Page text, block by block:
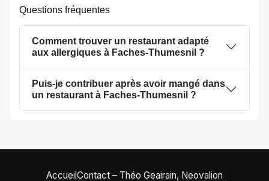
Questions fréquentes
Comment trouver un restaurant adapté
aux allergiques à Faches-Thumesnil ?
Puis-je contribuer après avoir mangé dans
un restaurant à Faches-Thumesnil ?
AccueilContact – Théo Geairain, Neovalion